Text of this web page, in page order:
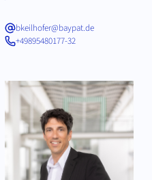
bkeilhofer@baypat.de
+49895480177-32